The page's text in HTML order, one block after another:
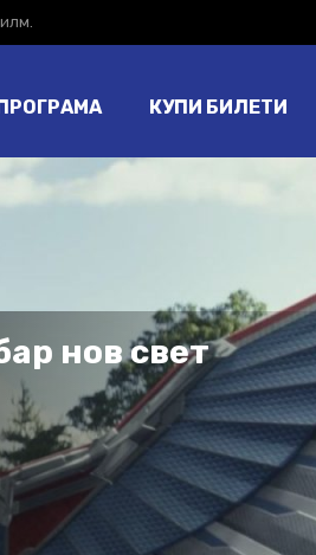
КУПИ БИЛЕТИ
нов свет